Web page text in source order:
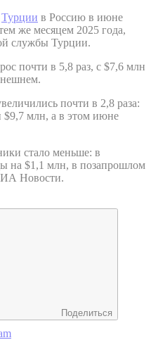
Турции в Россию в июне
же месяцем 2025 года,
службы Турции.
почти в 5,8 раз, с $7,6 млн
почти в 2,8 раза:
$9,7 млн, а в этом июне
стало меньше: в
на $1,1 млн, в позапрошлом
Новости.
Поделиться